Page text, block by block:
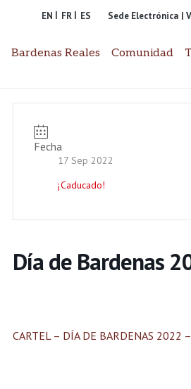
EN FR ES Sede Electrónica |
Bardenas Reales Comunidad
Fecha
17 Sep 2022
¡Caducado!
Día de Bardenas
CARTEL – DÍA DE BARDENAS 2022